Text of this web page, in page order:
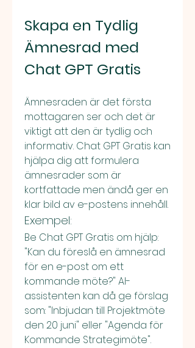
Skapa en Tydlig
Ämnesrad med
Chat GPT Gratis
Ämnesraden är det första
mottagaren ser och det är
viktigt att den är tydlig och
informativ. Chat GPT Gratis kan
hjälpa dig att formulera
ämnesrader som är
kortfattade men ändå ger en
klar bild av e-postens innehåll.
Exempel:
Be Chat GPT Gratis om hjälp:
"Kan du föreslå en ämnesrad
för en e-post om ett
kommande möte?" AI-
assistenten kan då ge förslag
som: "Inbjudan till Projektmöte
den 20 juni" eller "Agenda för
Kommande Strategimöte".